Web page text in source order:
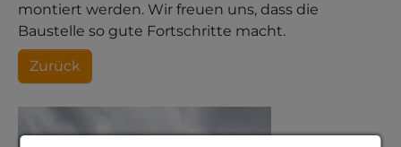
montiert werden. Wir freuen uns, dass die
Baustelle so gute Fortschritte macht.
Zurück